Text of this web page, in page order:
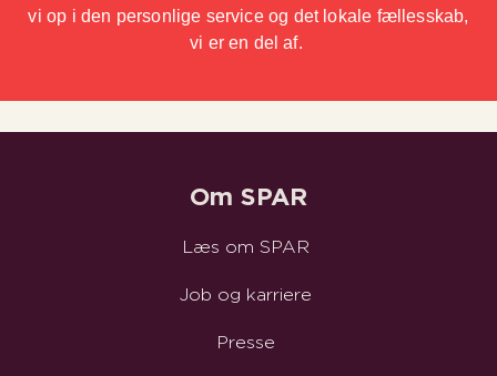
vi op i den personlige service og det lokale fællesskab,
vi er en del af.
Om SPAR
Læs om SPAR
Job og karriere
Presse